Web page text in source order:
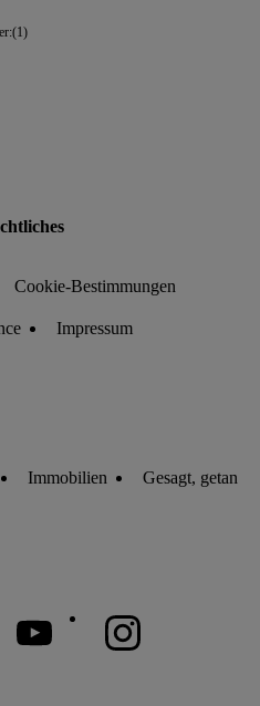
(1)
Cookie-Bestimmungen
Impressum
Immobilien Gesagt, getan